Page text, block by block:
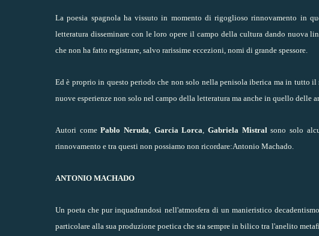
La poesia spagnola ha vissuto in momento di rigoglioso rinnovamento in
letteratura disseminare con le loro opere il campo della cultura dando nuova
che non ha fatto registrare, salvo rarissime eccezioni, nomi di grande spessore.
Ed è proprio in questo periodo che non solo nella penisola iberica ma in tutto
nuove esperienze non solo nel campo della letteratura ma anche in quello delle
Autori comePablo Neruda Garcia Lorca ,Gabriela Mistral sono solo
rinnovamento e tra questi non possiamo non ricordare:Antonio Machado.
ANTONIO MACHADO
Un poeta che pur inquadrandosi nell'atmosfera di un manieristico
particolare alla sua produzione poetica che sta sempre in bilico tra l'anelito